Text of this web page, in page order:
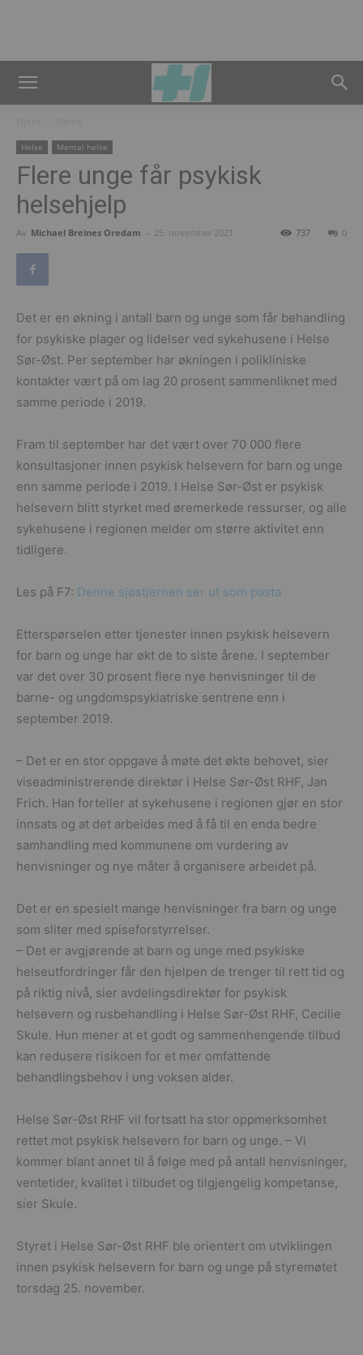
Helse Mental helse
Flere unge får psykisk
helsehjelp
Av Michael Breines Oredam - 25. november 2021 0
737
Det er en økning i antall barn og unge som får behandling
for psykiske plager og lidelser ved sykehusene i Helse
Sør-Øst. Per september har økningen i polikliniske
kontakter vært på om lag 20 prosent sammenliknet med
samme periode i 2019.
Fram til september har det vært over 70 000 flere
konsultasjoner innen psykisk helsevern for barn og unge
enn samme periode i 2019. I Helse Sør-Øst er psykisk
helsevern blitt styrket med øremerkede ressurser, og alle
sykehusene i regionen melder om større aktivitet enn
tidligere.
Les på F7: Denne sjøstjernen ser ut som pasta
Etterspørselen etter tjenester innen psykisk helsevern
for barn og unge har økt de to siste årene. I september
var det over 30 prosent flere nye henvisninger til de
barne- og ungdomspsykiatriske sentrene enn i
september 2019.
– Det er en stor oppgave å møte det økte behovet, sier
viseadministrerende direktør i Helse Sør-Øst RHF, Jan
Frich. Han forteller at sykehusene i regionen gjør en stor
innsats og at det arbeides med å få til en enda bedre
samhandling med kommunene om vurdering av
henvisninger og nye måter å organisere arbeidet på.
Det er en spesielt mange henvisninger fra barn og unge
som sliter med spiseforstyrrelser.
– Det er avgjørende at barn og unge med psykiske
helseutfordringer får den hjelpen de trenger til rett tid og
på riktig nivå, sier avdelingsdirektør for psykisk
helsevern og rusbehandling i Helse Sør-Øst RHF, Cecilie
Skule. Hun mener at et godt og sammenhengende tilbud
kan redusere risikoen for et mer omfattende
behandlingsbehov i ung voksen alder.
Helse Sør-Øst RHF vil fortsatt ha stor oppmerksomhet
rettet mot psykisk helsevern for barn og unge. – Vi
kommer blant annet til å følge med på antall henvisninger,
ventetider, kvalitet i tilbudet og tilgjengelig kompetanse,
sier Skule.
Styret i Helse Sør-Øst RHF ble orientert om utviklingen
innen psykisk helsevern for barn og unge på styremøtet
torsdag 25. november.